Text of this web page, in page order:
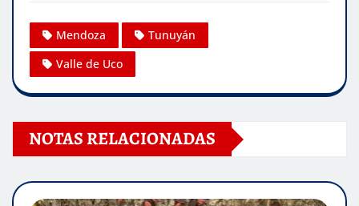
Mendoza
Tunuyán
Valle de Uco
NOTAS RELACIONADAS